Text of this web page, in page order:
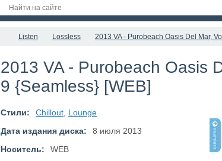
Listen Lossless 2013 VA - Purobeach Oasis Del Mar,
2013 VA - Purobeach Oasis
9 {Seamless} [WEB]
Стили: Chillout Lounge
Дата издания диска:
8 июля 2013
Носитель:
WEB